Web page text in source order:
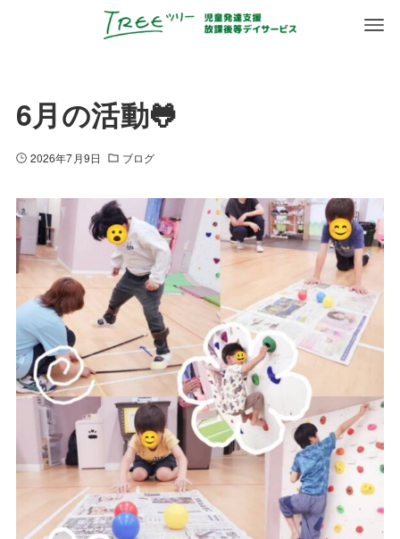
6月の活動🐸
2026年7月9日 ブログ